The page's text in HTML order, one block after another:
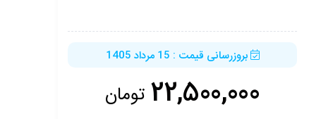
بروزرسانی قیمت : 15 مرداد 1405
22,500,000 تومان